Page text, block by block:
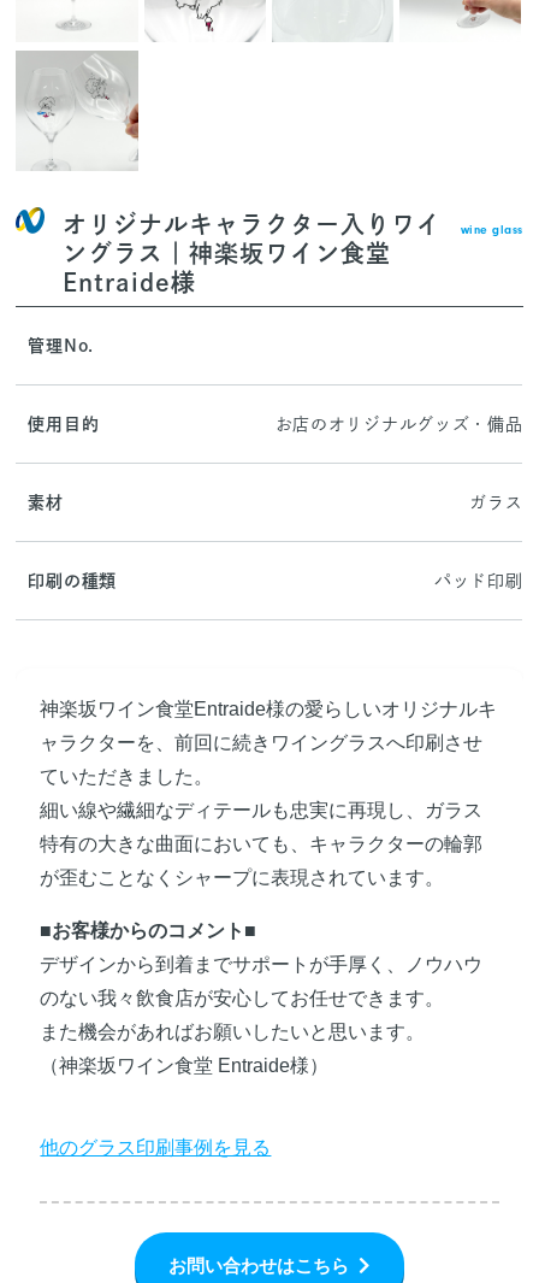
オリジナルキャラクター入りワイ
ングラス｜神楽坂ワイン食堂
Entraide様
wine glass
管理No.
使用目的 お店のオリジナルグッズ・備品
素材 ガラス
印刷の種類 パッド印刷
神楽坂ワイン食堂Entraide様の愛らしいオリジナルキ
ャラクターを、前回に続きワイングラスへ印刷させ
ていただきました。
細い線や繊細なディテールも忠実に再現し、ガラス
特有の大きな曲面においても、キャラクターの輪郭
が歪むことなくシャープに表現されています。
■お客様からのコメント■
デザインから到着までサポートが手厚く、ノウハウ
のない我々飲食店が安心してお任せできます。
また機会があればお願いしたいと思います。
（神楽坂ワイン食堂 Entraide様）
他のグラス印刷事例を見る
お問い合わせはこちら